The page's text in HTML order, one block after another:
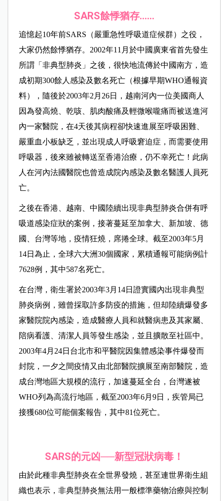
SARS餘悸猶存……
追憶起10年前SARS（嚴重急性呼吸道症候群）之役，
大家仍然餘悸猶存。2002年11月於中國廣東省首先發生
所謂「非典型肺炎」之後，很快地流傳於中國南方，造
成初期300餘人感染及數名死亡（根據早期WHO通報資
料），隨後於2003年2月26日，越南河內一位美國商人
因為發高燒、乾咳、肌肉酸痛及輕微喉嚨痛而被送進河
內一家醫院，在4天後其病程卻快速進展至呼吸困難、
嚴重血小板缺乏，並出現成人呼吸窘迫症，而需要使用
呼吸器，後來雖被轉送至香港治療，仍不幸死亡！此病
人在河內法國醫院也曾造成院內感染及數名醫護人員死
亡。
之後在香港、越南、中國陸續出現非典型肺炎合併有呼
吸道感染症狀的案例，接著蔓延至加拿大、新加坡、德
國、台灣等地，疫情狂燒，席捲全球。截至2003年5月
14日為止，全球六大洲30個國家，累積通報可能病例計
7628例，其中587名死亡。
在台灣，衛生署於2003年3月14日證實國內出現非典型
肺炎病例，雖曾採取許多防疫的措施，但却陸續爆發多
家醫院院內感染，造成醫療人員和就醫病患及其家屬、
陪病看護、清潔人員等發生感染，並且擴散至社區中。
2003年4月24日台北市和平醫院因集體感染事件爆發而
封院，一夕之間疫情又由北部醫院擴展至南部醫院，造
成台灣地區大規模的流行，加速蔓延全台，台灣遂被
WHO列為高流行地區，截至2003年6月9日，疾管局已
接獲680位可能個案報告，其中81位死亡。
SARS的元凶──新型冠狀病毒！
由於此種非典型肺炎在全世界發燒，甚至連世界衛生組
織也表示，非典型肺炎無法用一般標準藥物治療與控制